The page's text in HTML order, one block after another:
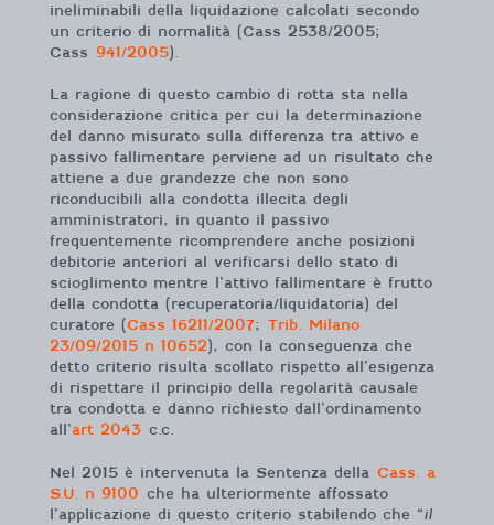
ineliminabili della liquidazione calcolati secondo
un criterio di normalità (Cass 2538/2005;
Cass 941/2005).
La ragione di questo cambio di rotta sta nella
considerazione critica per cui la determinazione
del danno misurato sulla differenza tra attivo e
passivo fallimentare perviene ad un risultato che
attiene a due grandezze che non sono
riconducibili alla condotta illecita degli
amministratori, in quanto il passivo
frequentemente ricomprendere anche posizioni
debitorie anteriori al verificarsi dello stato di
scioglimento mentre l’attivo fallimentare è frutto
della condotta (recuperatoria/liquidatoria) del
curatore (Cass 16211/2007; Trib. Milano
23/09/2015 n 10652), con la conseguenza che
detto criterio risulta scollato rispetto all’esigenza
di rispettare il principio della regolarità causale
tra condotta e danno richiesto dall’ordinamento
all’art 2043 c.c.
Nel 2015 è intervenuta la Sentenza della Cass. a
S.U. n 9100 che ha ulteriormente affossato
l’applicazione di questo criterio stabilendo che “il